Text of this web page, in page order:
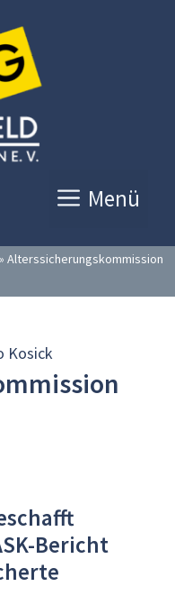
Menü
» Alterssicherungskommission
Kosick
Bericht